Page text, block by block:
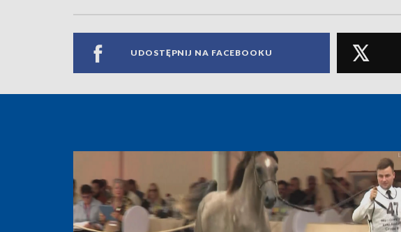
UDOSTĘPNIJ NA FACEBOOKU